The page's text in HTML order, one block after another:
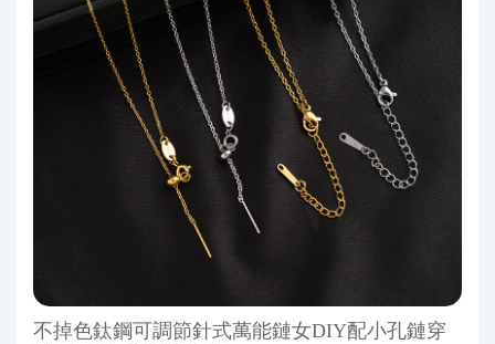
不掉色鈦鋼可調節針式萬能鏈女DIY配小孔鏈穿